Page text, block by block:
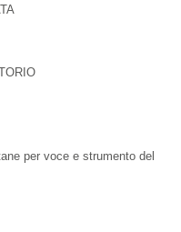
per voce e strumento del